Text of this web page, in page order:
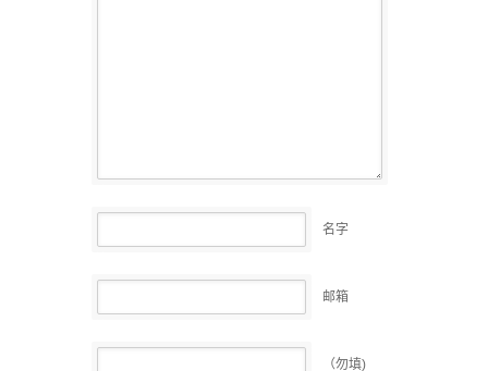
名字
邮箱
（勿填)